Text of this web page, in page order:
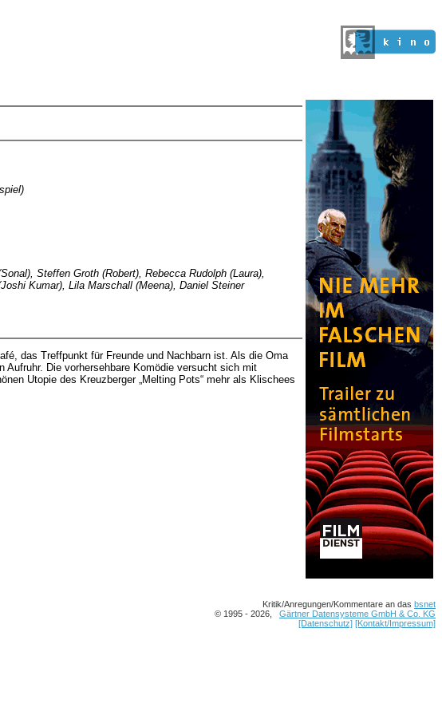
Steffen Groth (Robert), Rebecca Rudolph (Laura),
Kumar), Lila Marschall (Meena), Daniel Steiner
das Treffpunkt für Freunde und Nachbarn ist. Als die Oma
Die vorhersehbare Komödie versucht sich mit
Utopie des Kreuzberger „Melting Pots“ mehr als Klischees
Kritik/Anregungen/Kommentare an das bsnet
© 1995 - 2026, Gärtner Datensysteme GmbH & Co. KG
[Datenschutz] [Kontakt/Impressum]